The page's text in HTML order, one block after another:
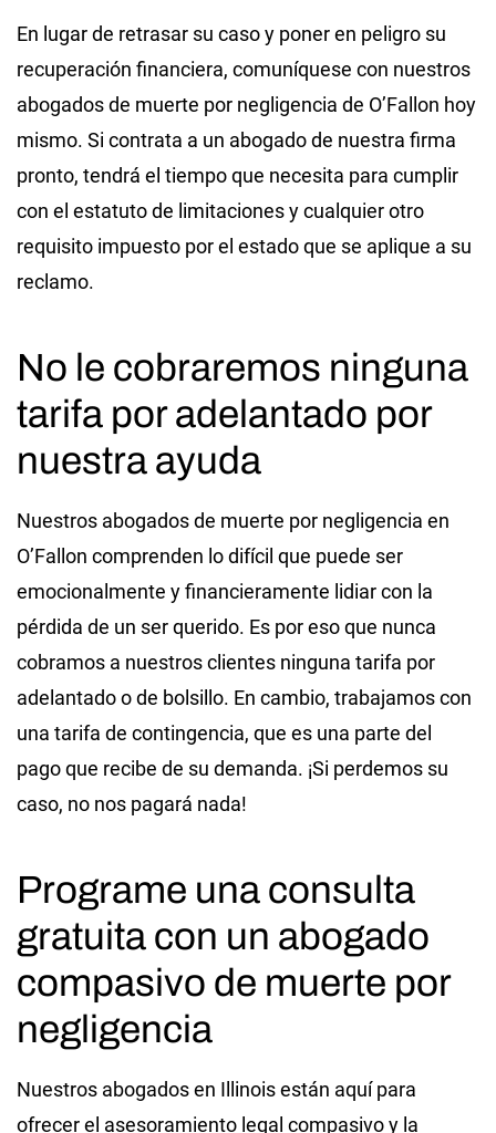
En lugar de retrasar su caso y poner en peligro su
recuperación financiera, comuníquese con nuestros
abogados de muerte por negligencia de O’Fallon hoy
mismo. Si contrata a un abogado de nuestra firma
pronto, tendrá el tiempo que necesita para cumplir
con el estatuto de limitaciones y cualquier otro
requisito impuesto por el estado que se aplique a su
reclamo.
No le cobraremos ninguna
tarifa por adelantado por
nuestra ayuda
Nuestros abogados de muerte por negligencia en
O’Fallon comprenden lo difícil que puede ser
emocionalmente y financieramente lidiar con la
pérdida de un ser querido. Es por eso que nunca
cobramos a nuestros clientes ninguna tarifa por
adelantado o de bolsillo. En cambio, trabajamos con
una tarifa de contingencia, que es una parte del
pago que recibe de su demanda. ¡Si perdemos su
caso, no nos pagará nada!
Programe una consulta
gratuita con un abogado
compasivo de muerte por
negligencia
Nuestros abogados en Illinois están aquí para
ofrecer el asesoramiento legal compasivo y la